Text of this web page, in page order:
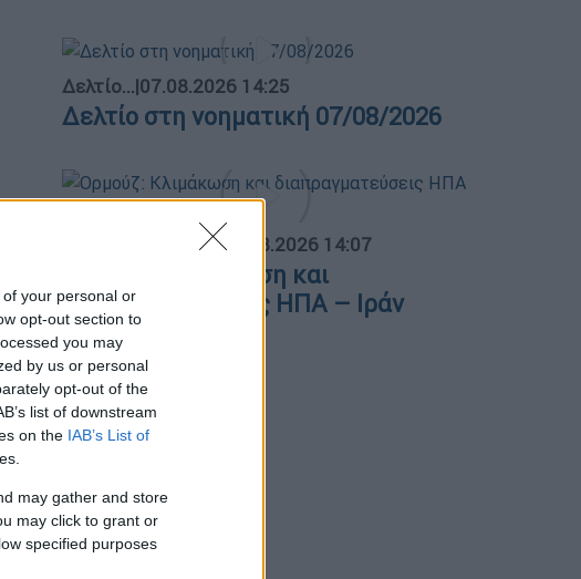
your personal or
opt-out section to
you may
by us or personal
opt-out of the
list of downstream
on the IAB’s List of
may gather and store
may click to grant or
specified purposes
Δελτίο...|07.08.2026 14:25
Δελτίο στη νοηματική 07/08/2026
ΑΠΟΣΠΑΣΜΑΤΑ...|06.08.2026 14:07
Ορμούζ: Κλιμάκωση και
διαπραγματεύσεις ΗΠΑ – Ιράν